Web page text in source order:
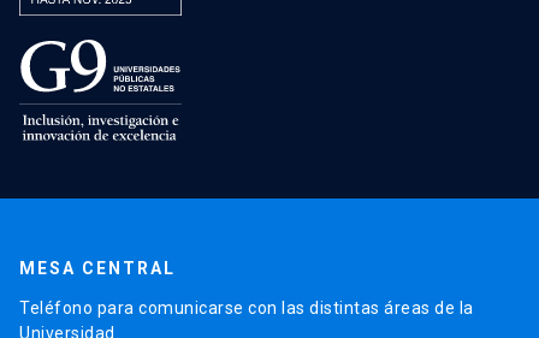
MESA CENTRAL
Teléfono para comunicarse con las distintas áreas de la
Universidad.